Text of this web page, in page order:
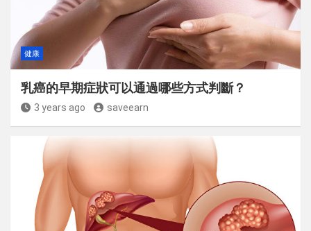
健康
乳癌的早期症狀可以通過哪些方式判斷？
3 years ago saveearn